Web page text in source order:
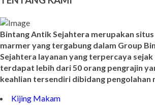
TENTANG KAMI
Bintang Antik Sejahtera merupakan situs
marmer yang tergabung dalam Group
Sejahtera layanan yang terpercaya sejak
terdapat lebih dari 50 orang pengrajin
keahlian tersendiri dibidang pengolahan